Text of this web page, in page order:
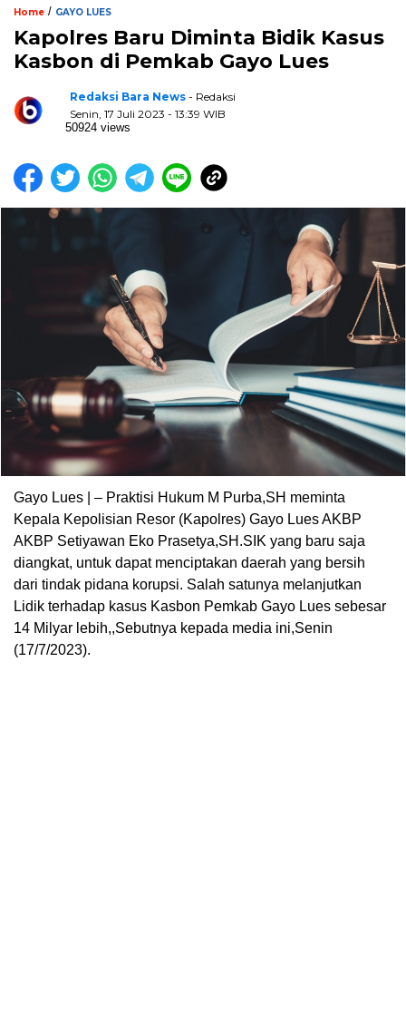
Home / GAYO LUES
Kapolres Baru Diminta Bidik Kasus
Kasbon di Pemkab Gayo Lues
Redaksi Bara News - Redaksi
Senin, 17 Juli 2023 - 13:39 WIB
50924 views
Gayo Lues | – Praktisi Hukum M Purba,SH meminta
Kepala Kepolisian Resor (Kapolres) Gayo Lues AKBP
AKBP Setiyawan Eko Prasetya,SH.SIK yang baru saja
diangkat, untuk dapat menciptakan daerah yang bersih
dari tindak pidana korupsi. Salah satunya melanjutkan
Lidik terhadap kasus Kasbon Pemkab Gayo Lues sebesar
14 Milyar lebih,,Sebutnya kepada media ini,Senin
(17/7/2023).